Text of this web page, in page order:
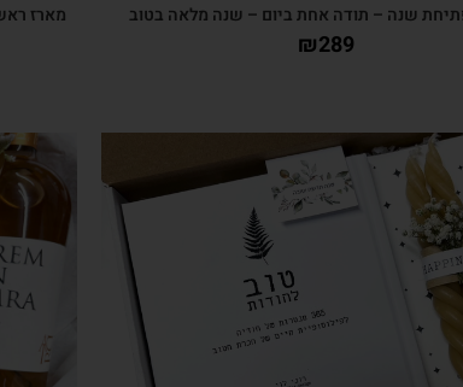
שנה – תודה אחת ביום – שנה מלאה בטוב
₪289
מארז
צפייה מהירה